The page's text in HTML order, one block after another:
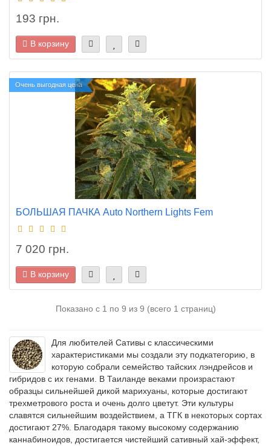
193 грн.
В корзину
Очень выгодная цена
БОЛЬШАЯ ПАЧКА Auto Northern Lights Fem
7 020 грн.
В корзину
Показано с 1 по 9 из 9 (всего 1 страниц)
Для любителей Сативы с классическими
характеристиками мы создали эту подкатегорию, в
которую собрали семейство тайских лэндрейсов и
гибридов с их генами. В Таиланде веками произрастают
образцы сильнейшей дикой марихуаны, которые достигают
трехметрового роста и очень долго цветут. Эти культуры
славятся сильнейшим воздействием, а ТГК в некоторых сортах
достигают 27%. Благодаря такому высокому содержанию
каннабиноидов, достигается чистейший сативный хай-эффект,